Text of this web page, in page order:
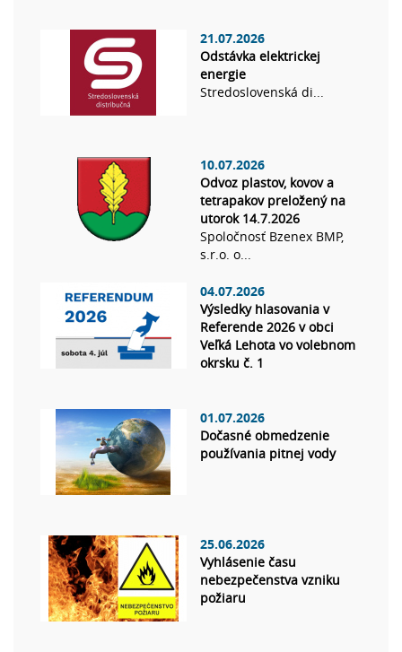
21.07.2026
Odstávka elektrickej
energie
Stredoslovenská di...
10.07.2026
Odvoz plastov, kovov a
tetrapakov preložený na
utorok 14.7.2026
Spoločnosť Bzenex BMP,
s.r.o. o...
04.07.2026
Výsledky hlasovania v
Referende 2026 v obci
Veľká Lehota vo volebnom
okrsku č. 1
01.07.2026
Dočasné obmedzenie
používania pitnej vody
25.06.2026
Vyhlásenie času
nebezpečenstva vzniku
požiaru